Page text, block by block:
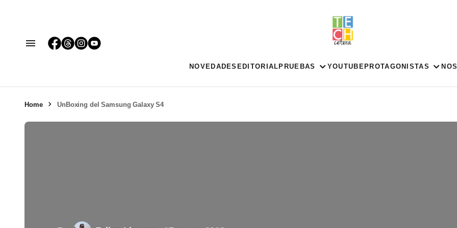
NOVEDADES EDITORIAL PRUEBAS YOUTUBE PROTAGONISTAS
Home UnBoxing del Samsung Galaxy S4